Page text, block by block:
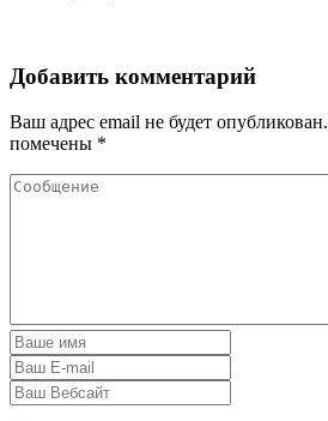
Добавить комментарий
Ваш адрес email не будет опубликован.
помечены *